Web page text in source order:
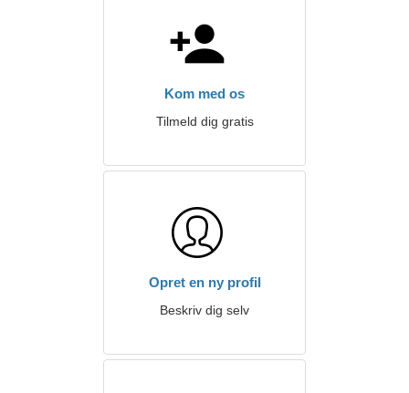
Kom med os
Tilmeld dig gratis
Opret en ny profil
Beskriv dig selv